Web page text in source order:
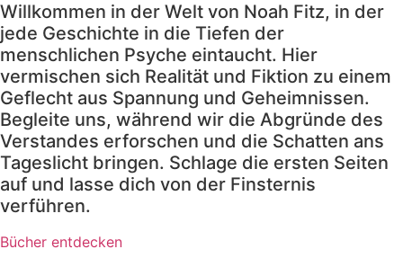
Willkommen in der Welt von Noah Fitz, in der
jede Geschichte in die Tiefen der
menschlichen Psyche eintaucht. Hier
vermischen sich Realität und Fiktion zu einem
Geflecht aus Spannung und Geheimnissen.
Begleite uns, während wir die Abgründe des
Verstandes erforschen und die Schatten ans
Tageslicht bringen. Schlage die ersten Seiten
auf und lasse dich von der Finsternis
verführen.
Bücher entdecken